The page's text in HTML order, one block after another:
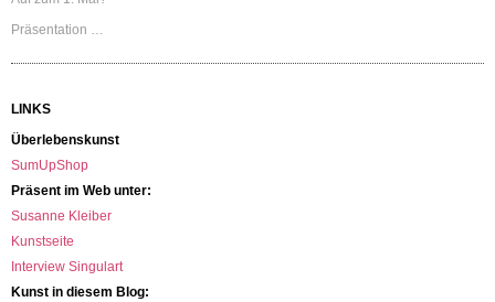
Präsentation …
LINKS
Überlebenskunst
SumUpShop
Präsent im Web unter:
Susanne Kleiber
Kunstseite
Interview Singulart
Kunst in diesem Blog: